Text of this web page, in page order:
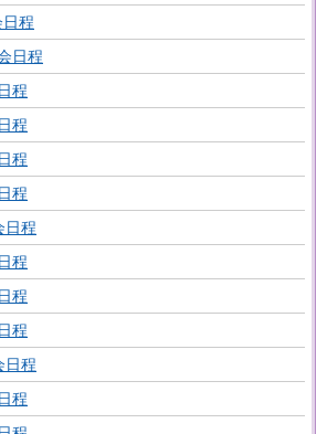
程
日程
程
程
程
程
日程
程
程
程
日程
程